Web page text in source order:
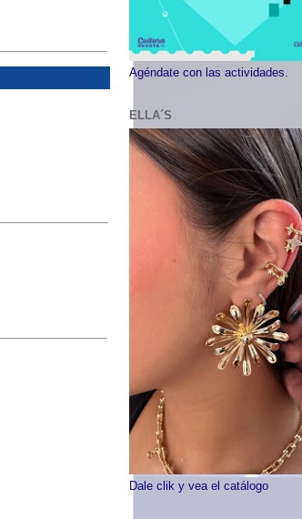
Agéndate con las actividades.
ELLA´S
Dale clik y vea el catálogo